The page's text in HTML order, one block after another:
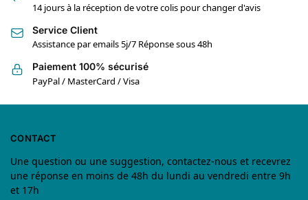
14 jours à la réception de votre colis pour changer d'avis
Service Client
Assistance par emails 5j/7 Réponse sous 48h
Paiement 100% sécurisé
PayPal / MasterCard / Visa
CONTACT
Une question ou une suggestion, contactez-nous et recevrez
une réponse en moins de 48h du lundi au vendredi entre 9h
et 17h